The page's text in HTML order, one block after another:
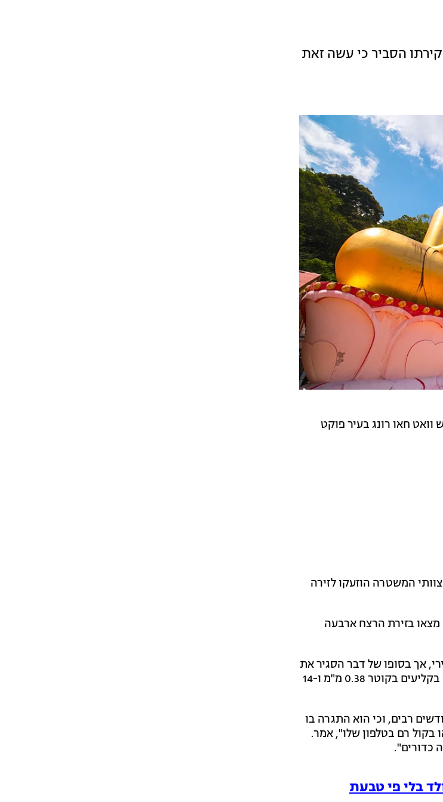
בחקירתו הסביר כי עשה זאת
של מקדש וואט חאו רונג בעיר פוקט
הדיווחים של המשטרה המקומית, הירי התרחש בסביבות השעה 5:40. צוותי המשטרה הוזעקו לזירה
בזירת הרצח ארבעה
בחדרו לאחר הירי, אך בסופו של דבר הסגיר את
עצמו לכוחות השיטור שכיתרו את האזור. השוטרים מצאו ברשותו אקדח טעון בקליעים בקוטר 0.38 מ"מ ו-14
רבים, וכי הוא התגרה בו
בקול רם בטלפון שלו", אמר.
כדורים".
בלי פי טבעת